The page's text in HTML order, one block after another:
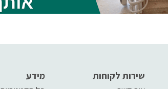
מידע
שירות לקוחות